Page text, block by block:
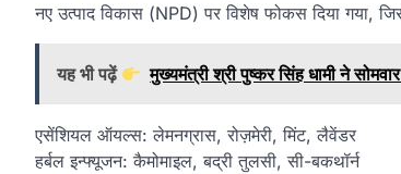
नए उत्पाद विकास (NPD) पर विशेष फोकस दिया गया,
यह भी पढ़ें मुख्यमंत्री श्री पुष्कर सिंह धामी ने
एसेंशियल ऑयल्स: लेमनग्रास, रोज़मेरी, मिंट, लैवेंडर
हर्बल इन्फ्यूजन: कैमोमाइल, बद्री तुलसी, सी-बकथॉर्न